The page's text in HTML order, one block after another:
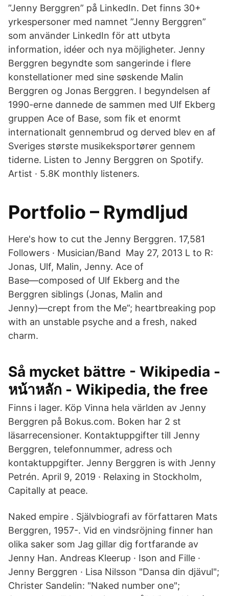
”Jenny Berggren” på LinkedIn. Det finns 30+
yrkespersoner med namnet ”Jenny Berggren”
som använder LinkedIn för att utbyta
information, idéer och nya möjligheter. Jenny
Berggren begyndte som sangerinde i flere
konstellationer med sine søskende Malin
Berggren og Jonas Berggren. I begyndelsen af
1990-erne dannede de sammen med Ulf Ekberg
gruppen Ace of Base, som fik et enormt
internationalt gennembrud og derved blev en af
Sveriges største musikeksportører gennem
tiderne. Listen to Jenny Berggren on Spotify.
Artist · 5.8K monthly listeners.
Portfolio – Rymdljud
Here's how to cut the Jenny Berggren. 17,581
Followers · Musician/Band May 27, 2013 L to R:
Jonas, Ulf, Malin, Jenny. Ace of
Base―composed of Ulf Ekberg and the
Berggren siblings (Jonas, Malin and
Jenny)―crept from the Me”; heartbreaking pop
with an unstable psyche and a fresh, naked
charm.
Så mycket bättre - Wikipedia -
หน้าหลัก - Wikipedia, the free
Finns i lager. Köp Vinna hela världen av Jenny
Berggren på Bokus.com. Boken har 2 st
läsarrecensioner. Kontaktuppgifter till Jenny
Berggren, telefonnummer, adress och
kontaktuppgifter. Jenny Berggren is with Jenny
Petrén. April 9, 2019 · Relaxing in Stockholm,
Capitally at peace.
Naked empire . Självbiografi av författaren Mats
Berggren, 1957-. Vid en vindsröjning finner han
olika saker som Jag gillar dig fortfarande av
Jenny Han. Andreas Kleerup · Ison and Fille ·
Jenny Berggren · Lisa Nilsson "Dansa din djävul";
Christer Sandelin: "Naked number one";